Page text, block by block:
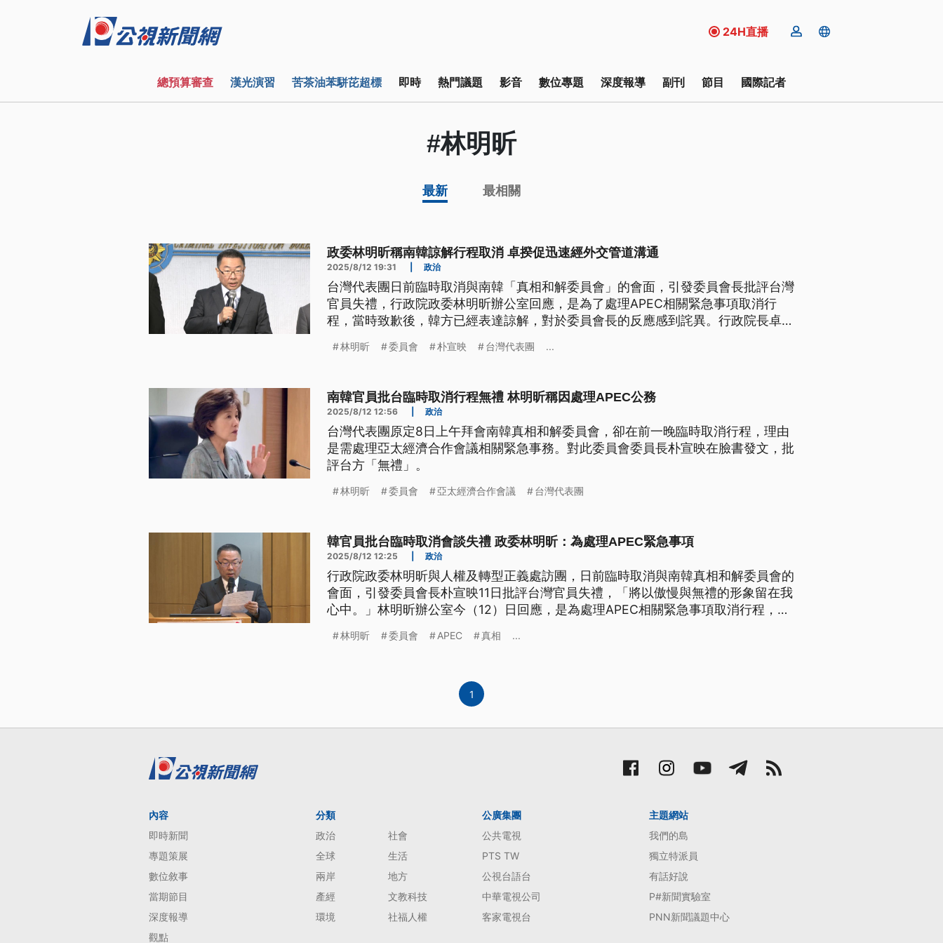
24H直播
總預算審查 漢光演習 苦茶油苯駢芘超標 即時 熱門議題 影音 數位專題 深度報導 副刊 節目 國際記者
#林明昕
最新 最相關
政委林明昕稱南韓諒解行程取消 卓揆促迅速經外交管道溝通
2025/8/12 19:31 政治
台灣代表團日前臨時取消與南韓「真相和解委員會」的會面，引發委員會長批評台灣
官員失禮，行政院政委林明昕辦公室回應，是為了處理APEC相關緊急事項取消行
程，當時致歉後，韓方已經表達諒解，對於委員會長的反應感到詫異。行政院長卓榮
林明昕 委員會 朴宣映 台灣代表團 ...
南韓官員批台臨時取消行程無禮 林明昕稱因處理APEC公務
2025/8/12 12:56 政治
台灣代表團原定8日上午拜會南韓真相和解委員會，卻在前一晚臨時取消行程，理由
是需處理亞太經濟合作會議相關緊急事務。對此委員會委員長朴宣映在臉書發文，批
評台方「無禮」。
林明昕 委員會 亞太經濟合作會議 台灣代表團
韓官員批台臨時取消會談失禮 政委林明昕：為處理APEC緊急事項
2025/8/12 12:25 政治
行政院政委林明昕與人權及轉型正義處訪團，日前臨時取消與南韓真相和解委員會的
會面，引發委員會長朴宣映11日批評台灣官員失禮，「將以傲慢與無禮的形象留在我
心中。」林明昕辦公室今（12）日回應，是為處理APEC相關緊急事項取消行程，當
林明昕 委員會 APEC 真相 ...
1
內容
即時新聞
專題策展
數位敘事
當期節目
深度報導
觀點
分類
政治
社會
全球
生活
兩岸
地方
產經
文教科技
環境
社福人權
公廣集團
公共電視
PTS TW
公視台語台
中華電視公司
客家電視台
主題網站
我們的島
獨立特派員
有話好說
P#新聞實驗室
PNN新聞議題中心